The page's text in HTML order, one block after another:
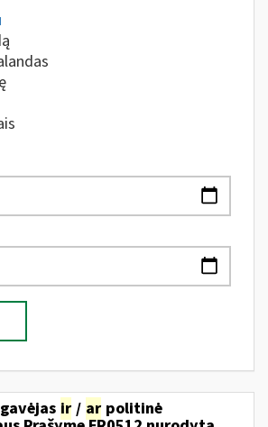
ir / ar politinė